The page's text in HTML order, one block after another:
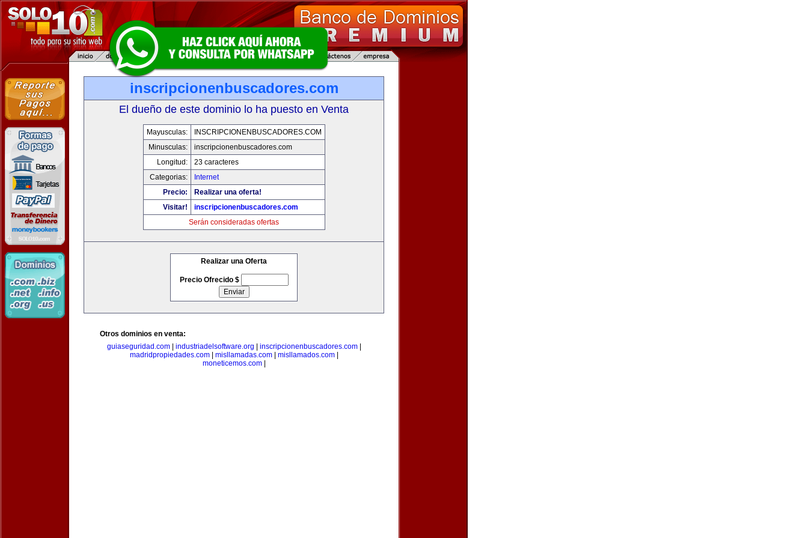
inscripcionenbuscadores.com
El dueño de este dominio lo ha puesto en Venta
Mayusculas:
INSCRIPCIONENBUSCADORES.COM
Minusculas:
inscripcionenbuscadores.com
Longitud:
23 caracteres
Categorias:
Internet
Precio:
Realizar una oferta!
Visitar!
inscripcionenbuscadores.com
Serán consideradas ofertas
Realizar una Oferta
Precio Ofrecido $
Otros dominios en venta:
guiaseguridad.com| industriadelsoftware.org inscripcionenbuscadores.com|
madridpropiedades.com| misllamadas.com| misllamados.com|
moneticemos.com|